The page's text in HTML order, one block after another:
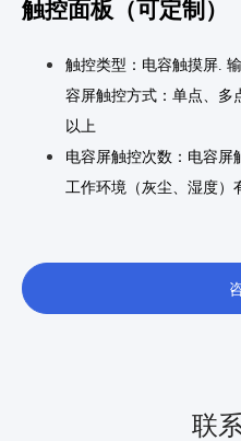
触控面板（可定制）
触控类型：电容触摸屏.
容屏触控方式：单点、多
以上
电容屏触控次数：电容屏
工作环境（灰尘、湿度）
联